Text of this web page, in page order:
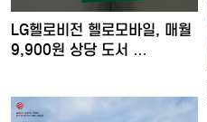
LG헬로비전 헬로모바일, 매월
9,900원 상당 도서 …